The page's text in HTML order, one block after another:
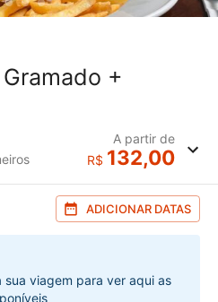
+
A partir de
R$ 132,00
ADICIONAR DATAS
viagem para ver aqui as